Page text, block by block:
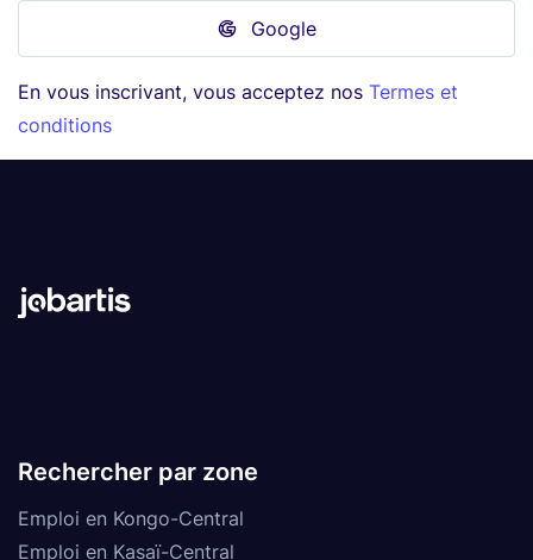
Google
En vous inscrivant, vous acceptez nos Termes et
conditions
Rechercher par zone
Emploi en Kongo-Central
Emploi en Kasaï-Central